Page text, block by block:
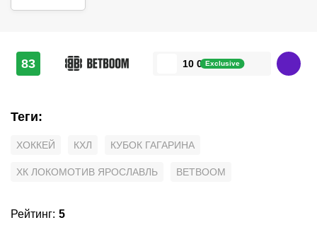
83 10 000 ₽Exclusive
Теги:
ХОККЕЙ КХЛ КУБОК ГАГАРИНА
ХК ЛОКОМОТИВ ЯРОСЛАВЛЬ BETBOOM
Рейтинг: 5